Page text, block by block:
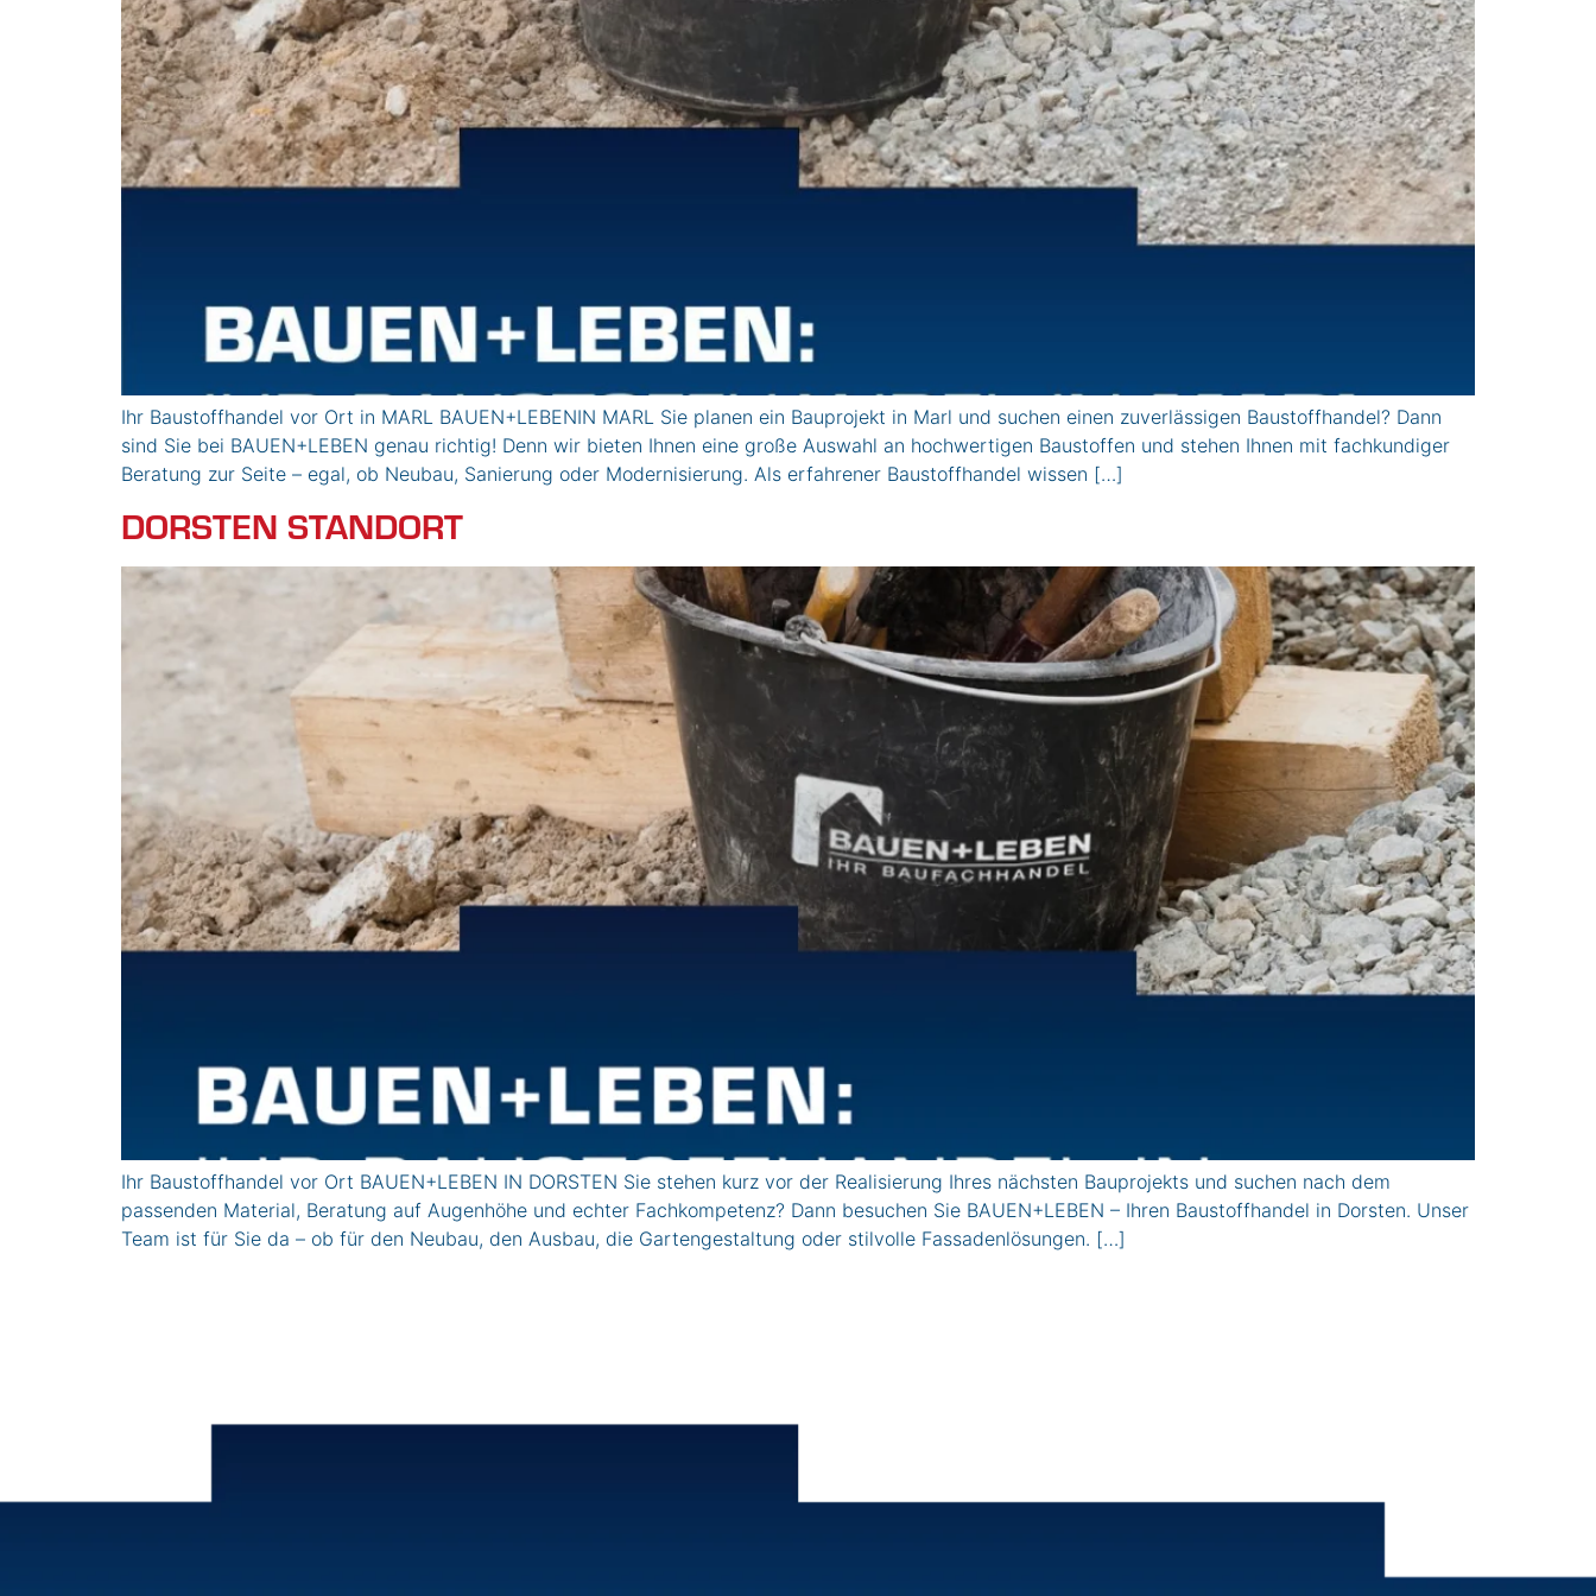
Ihr Baustoffhandel vor Ort in MARL BAUEN+LEBENIN MARL Sie planen ein Bauprojekt in Marl und suchen einen zuverlässigen Baustoffhandel? Dann
sind Sie bei BAUEN+LEBEN genau richtig! Denn wir bieten Ihnen eine große Auswahl an hochwertigen Baustoffen und stehen Ihnen mit fachkundiger
Beratung zur Seite – egal, ob Neubau, Sanierung oder Modernisierung. Als erfahrener Baustoffhandel wissen […]
DORSTEN STANDORT
Ihr Baustoffhandel vor Ort BAUEN+LEBEN IN DORSTEN Sie stehen kurz vor der Realisierung Ihres nächsten Bauprojekts und suchen nach dem
passenden Material, Beratung auf Augenhöhe und echter Fachkompetenz? Dann besuchen Sie BAUEN+LEBEN – Ihren Baustoffhandel in Dorsten. Unser
Team ist für Sie da – ob für den Neubau, den Ausbau, die Gartengestaltung oder stilvolle Fassadenlösungen. […]